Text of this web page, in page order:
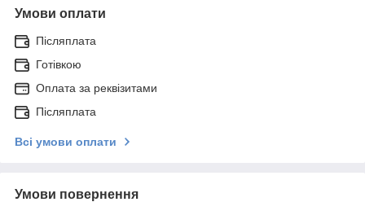
Умови оплати
Післяплата
Готівкою
Оплата за реквізитами
Післяплата
Всі умови оплати
Умови повернення